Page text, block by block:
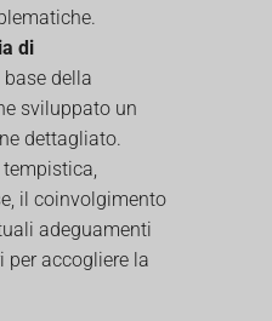
di
base della
sviluppato un
dettagliato.
il coinvolgimento
adeguamenti
per accogliere la